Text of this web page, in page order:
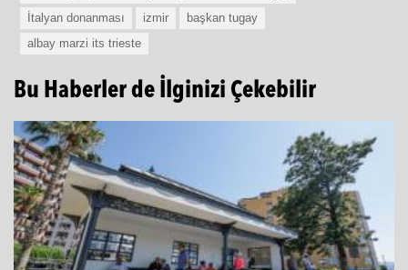
İtalyan donanması
izmir
başkan tugay
albay marzi its trieste
Bu Haberler de İlginizi Çekebilir